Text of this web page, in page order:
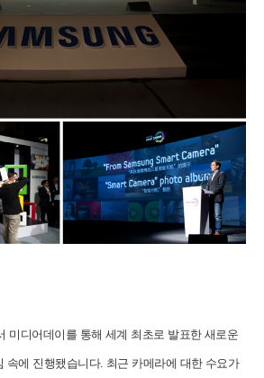
미디어데이를 통해 세계 최초로 발표한 새로운
속에 진행됐습니다. 최근 카메라에 대한 수요가